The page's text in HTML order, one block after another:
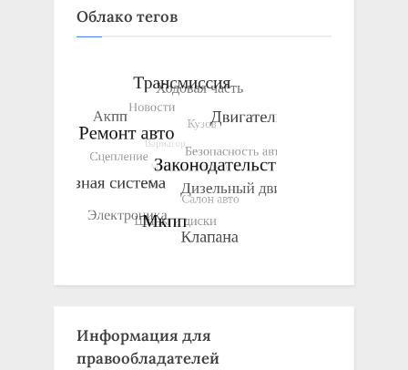
Облако тегов
Информация для
правообладателей